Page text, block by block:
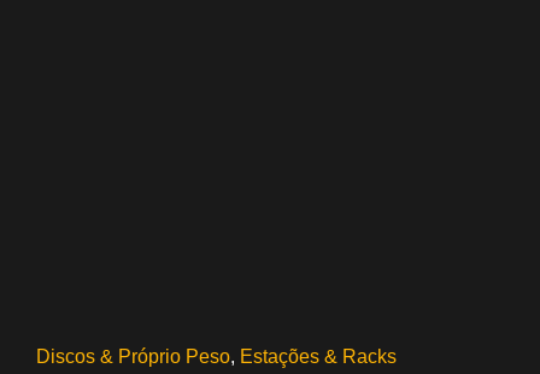
Discos & Próprio Peso, Estações & Racks